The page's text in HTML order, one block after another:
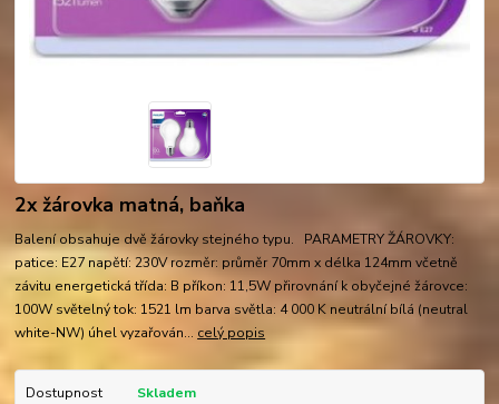
2x žárovka matná, baňka
Balení obsahuje dvě žárovky stejného typu. PARAMETRY ŽÁROVKY:
patice: E27 napětí: 230V rozměr: průměr 70mm x délka 124mm včetně
závitu energetická třída: B příkon: 11,5W přirovnání k obyčejné žárovce:
100W světelný tok: 1521 lm barva světla: 4 000 K neutrální bílá (neutral
white-NW) úhel vyzařován... celý popis
Dostupnost
Skladem